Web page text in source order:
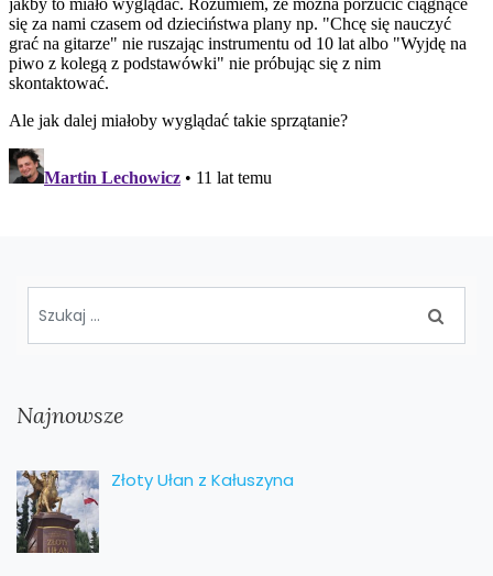
Najnowsze
Złoty Ułan z Kałuszyna